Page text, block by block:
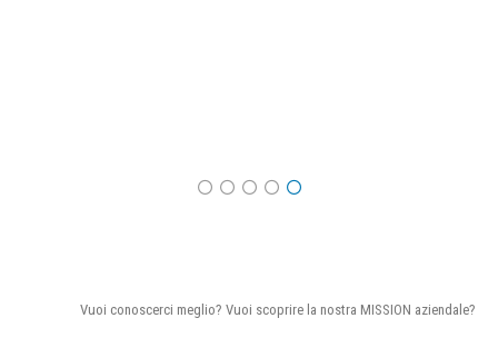
Vuoi conoscerci meglio? Vuoi scoprire la nostra MISSION aziendale?